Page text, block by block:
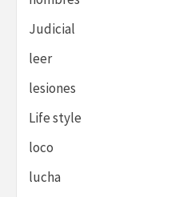
Judicial
leer
lesiones
Life style
loco
lucha